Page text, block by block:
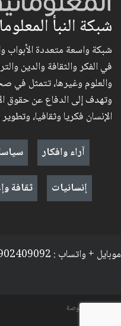
شبكة النبأ
شبكة واسعة متعددة
في الفكر والثقافة والدين
والعلوم وغيرها، تتمثل في
وتهدف إلى الدفاع عن حقوق
الإنسان فكريا وثقافيا، وتطوير
آراء وافكار
إنسانيات
ثقافة
موبايل + واتساب : 009647902409092
السياسة والخصوصة